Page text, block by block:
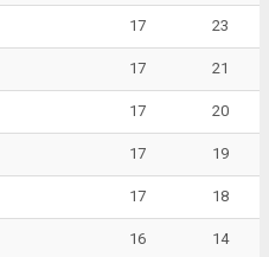
17 23
17 21
17 20
17 19
17 18
16 14